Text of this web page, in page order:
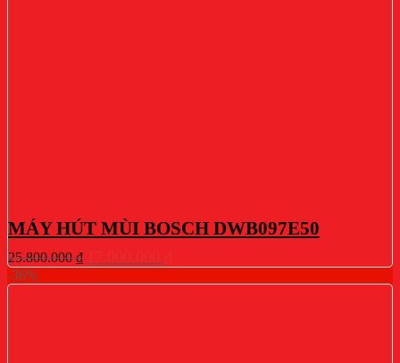
MÁY HÚT MÙI BOSCH DWB097E50
25.800.000₫
gốc
là:
hiện
tại
-36%